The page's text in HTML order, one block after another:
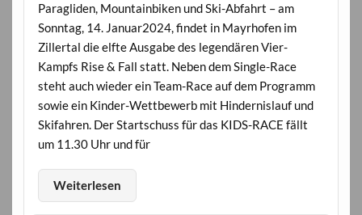
Paragliden, Mountainbiken und Ski-Abfahrt – am
Sonntag, 14. Januar2024, findet in Mayrhofen im
Zillertal die elfte Ausgabe des legendären Vier-
Kampfs Rise & Fall statt. Neben dem Single-Race
steht auch wieder ein Team-Race auf dem Programm
sowie ein Kinder-Wettbewerb mit Hindernislauf und
Skifahren. Der Startschuss für das KIDS-RACE fällt
um 11.30 Uhr und für
Weiterlesen